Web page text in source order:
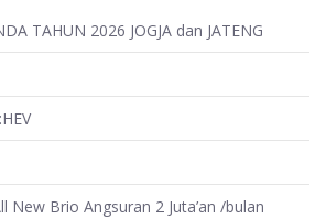
TAHUN 2026 JOGJA dan JATENG
New Brio Angsuran 2 Juta’an /bulan